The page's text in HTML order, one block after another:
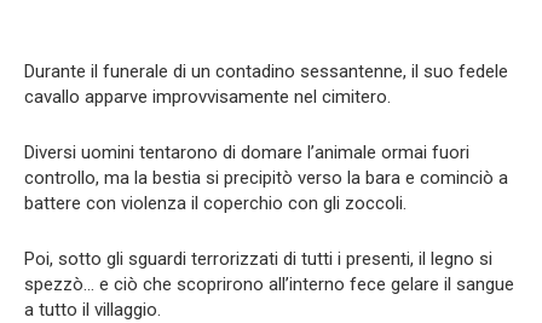
Durante il funerale di un contadino sessantenne, il suo fedele
cavallo apparve improvvisamente nel cimitero.
Diversi uomini tentarono di domare l’animale ormai fuori
controllo, ma la bestia si precipitò verso la bara e cominciò a
battere con violenza il coperchio con gli zoccoli.
Poi, sotto gli sguardi terrorizzati di tutti i presenti, il legno si
spezzò… e ciò che scoprirono all’interno fece gelare il sangue
a tutto il villaggio.